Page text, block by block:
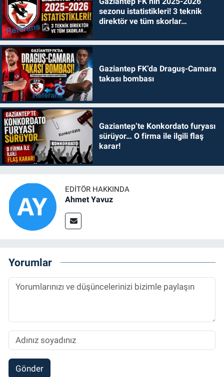
sezonu istatistikleri! 3 teknik
direktör ve tüm skorlar…
Gaziantep FK’da Draguş-Camara
takası bombası
Gaziantep’te Konkordato furyası
sürüyor… O firma ile ilgili flaş
karar!
EDITÖR HAKKINDA
Ahmet Yavuz
Yorumlar
Gönder